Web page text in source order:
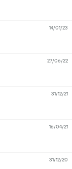
14/01/23
27/06/22
31/12/21
16/04/21
31/12/20